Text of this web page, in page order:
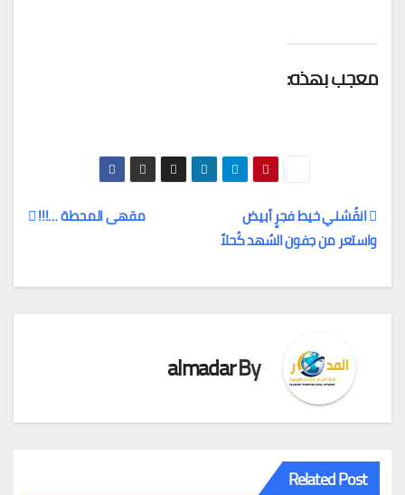
معجب بهذه:
تصفّح
المقالات
مقهى المحطة …!!!
انقُشني خيط فجرٍ أبيض
واستعر من جفون السُهد كُحلاً
By
almadar
Related Post